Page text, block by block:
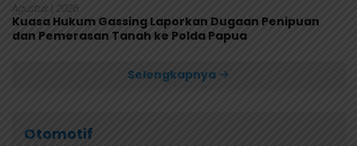
Agustus 1, 2026
Kuasa Hukum Gassing Laporkan Dugaan Penipuan
dan Pemerasan Tanah ke Polda Papua
Selengkapnya
Otomotif